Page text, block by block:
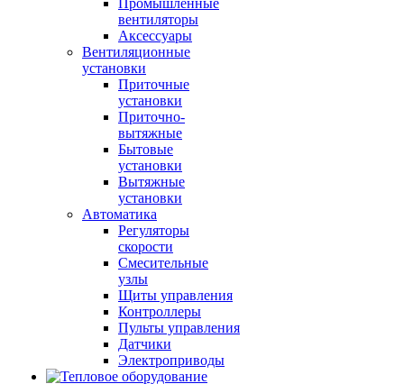
Промышленные
вентиляторы
Аксессуары
Вентиляционные
установки
Приточные
установки
Приточно-
вытяжные
Бытовые
установки
Вытяжные
установки
Автоматика
Регуляторы
скорости
Смесительные
узлы
Щиты управления
Контроллеры
Пульты управления
Датчики
Электроприводы